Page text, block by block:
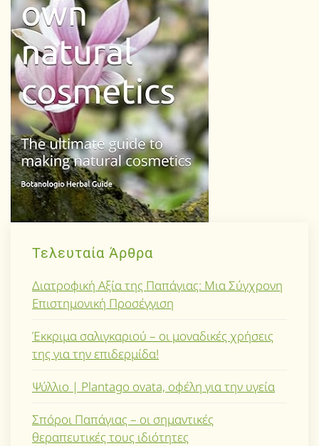
Τελευταία Άρθρα
Διατροφική Αξία της Παπάγιας: Μια Σύγχρονη
Επιστημονική Προσέγγιση
Έκκριμα σαλιγκαριού – οι μοναδικές χρήσεις
της για την επιδερμίδα!
Ψύλλιο | Plantago ovata, οφέλη για την υγεία
Σπόροι Παπάγιας – οι σημαντικές
θεραπευτικές τους ιδιότητες